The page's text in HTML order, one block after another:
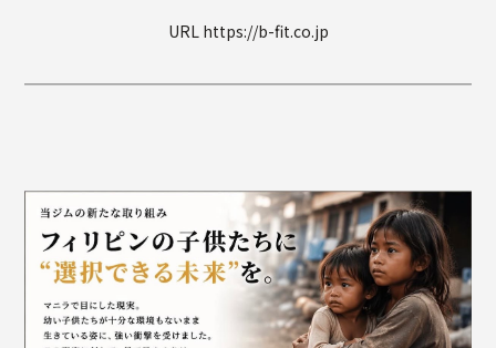
URL https://b-fit.co.jp